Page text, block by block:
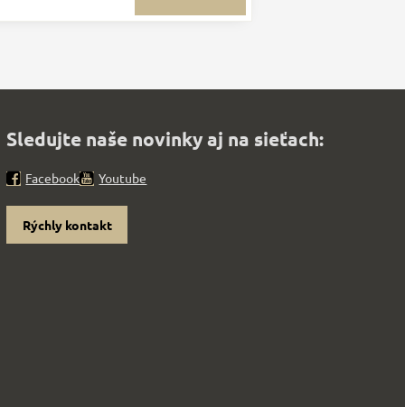
Sledujte naše novinky aj na sieťach:
Facebook Youtube
Rýchly kontakt